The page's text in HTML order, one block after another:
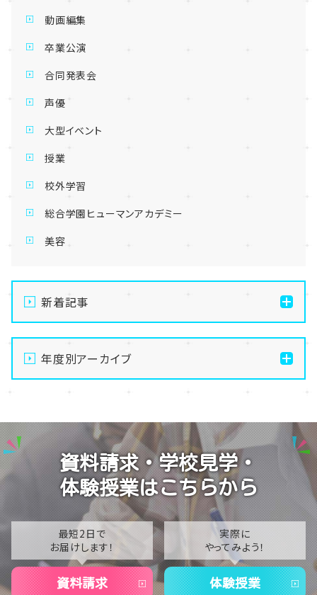
動画編集
卒業公演
合同発表会
声優
大型イベント
授業
校外学習
総合学園ヒューマンアカデミー
美容
新着記事
【大宮第二】公式LINEから🔶かんたん＆便利🔶に学校
見学しちゃおう✨
【大宮第二】🔶ヘアスタイリスト🔶実技課題に挑戦～美
【大宮第二】2026年★新生SNS部★メンバー加入で始
動です(*^-^*)
【大宮第二】毎月大人気のヴォーカルレコーディング体
験(^^♪
【大宮第二】生徒の企画で『鉄道博物館』に行ってきまし
た⭐
年度別アーカイブ
2025
2024
2023
2021
2020
資料請求・学校見学・
体験授業はこちらから
最短2日で
お届けします！
資料請求
実際に
やってみよう！
体験授業